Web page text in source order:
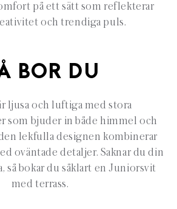
på ett sätt som reflekterar
och trendiga puls.
BOR DU
ljusa och luftiga med stora
som bjuder in både himmel och
lekfulla designen kombinerar
oväntade detaljer. Saknar du din
så bokar du såklart en Juniorsvit
med terrass.